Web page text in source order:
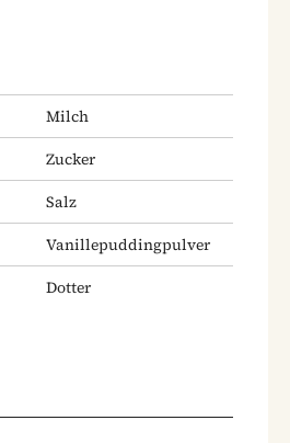
Milch
Zucker
Salz
Vanillepuddingpulver
Dotter